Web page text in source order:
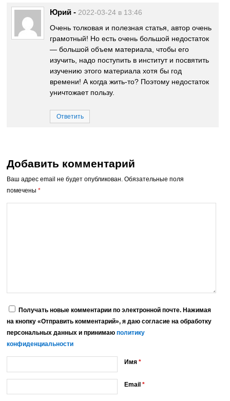
Юрий - 2022-03-24 в 13:46
Очень толковая и полезная статья, автор очень
грамотный! Но есть очень большой недостаток
— большой объем материала, чтобы его
изучить, надо поступить в институт и посвятить
изучению этого материала хотя бы год
времени! А когда жить-то? Поэтому недостаток
уничтожает пользу.
Ответить
Добавить комментарий
Ваш адрес email не будет опубликован. Обязательные поля
помечены*
Получать новые комментарии по электронной почте. Нажимая
на кнопку «Отправить комментарий», я даю согласие на обработку
персональных данных и принимаюполитику
конфиденциальности
Имя*
Email*